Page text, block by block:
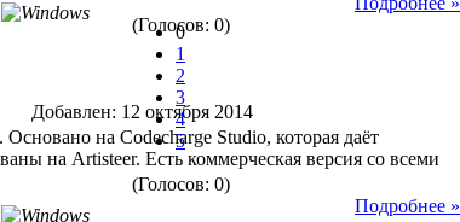
(Голосов: 0)
0
1
2
3
4
5
(Голосов: 0)
Добавлен: 12 октября 2014
на Codecharge Studio, которая даёт
на Artisteer. Есть коммерческая версия со всеми
Подробнее »